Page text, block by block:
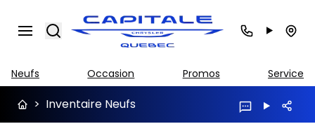
Search
Neufs Occasion Promos Service
> Inventaire Neufs